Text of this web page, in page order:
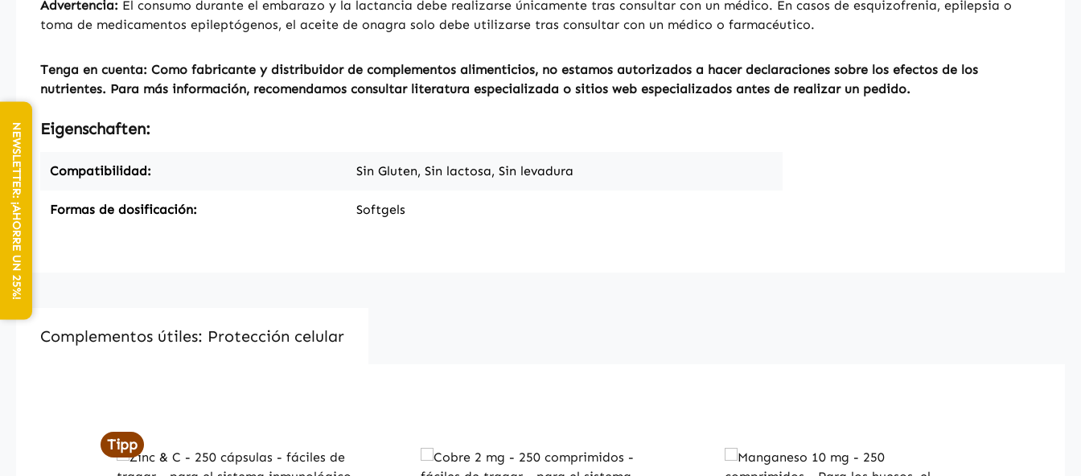
NEWSLETTER: ¡AHORRE UN 25%!
Advertencia: El consumo durante el embarazo y la lactancia debe realizarse únicamente tras consultar con un médico. En casos de esquizofrenia, epilepsia o
toma de medicamentos epileptógenos, el aceite de onagra solo debe utilizarse tras consultar con un médico o farmacéutico.
Tenga en cuenta: Como fabricante y distribuidor de complementos alimenticios, no estamos autorizados a hacer declaraciones sobre los efectos de los
nutrientes. Para más información, recomendamos consultar literatura especializada o sitios web especializados antes de realizar un pedido.
Eigenschaften:
Compatibilidad: Sin Gluten, Sin lactosa, Sin levadura
Formas de dosificación: Softgels
Complementos útiles: Protección celular
Tipp